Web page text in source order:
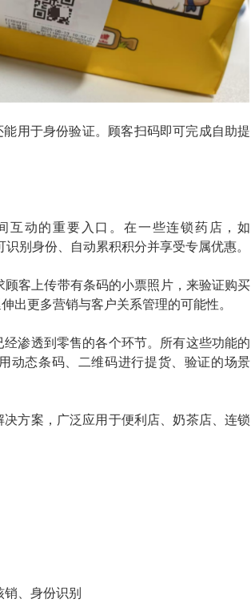
用于身份验证。顾客扫码即可完成自助提
互动的重要入口。在一些连锁药店，如
别身份、自动累积积分并享受专属优惠。
客上传带有条码的小票照片，来验证购买
出更多营销与客户关系管理的可能性。
渗透到零售的各个环节。所有这些功能的
动态条码、二维码进行提货、验证的场景
方案，广泛应用于便利店、奶茶店、连锁
、身份识别